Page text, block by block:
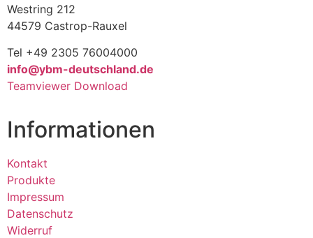
Westring 212
44579 Castrop-Rauxel
Tel +49 2305 76004000
info@ybm-deutschland.de
Teamviewer Download
Informationen
Kontakt
Produkte
Impressum
Datenschutz
Widerruf